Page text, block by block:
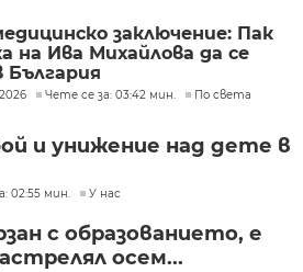
заключение: Пак
на Ива Михайлова да се
България
Чете се за: 03:42 мин. По света
и унижение над дете в
02:55 мин. У нас
с образованието, е
осем...